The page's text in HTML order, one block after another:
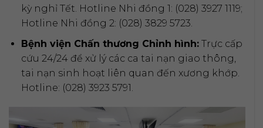
kỳ nghỉ Tết. Hotline Nhi đồng 1: (028) 3927 1119;
Hotline Nhi đồng 2: (028) 3829 5723.
Bệnh viện Chấn thương Chỉnh hình:Trực cấp
cứu 24/24 để xử lý các ca tai nạn giao thông,
tai nạn sinh hoạt liên quan đến xương khớp.
Hotline: (028) 3923 5791.